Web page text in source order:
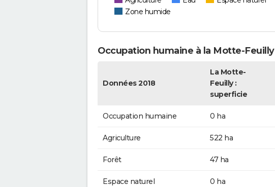
Zone humide
Occupation humaine à la Motte-Feuilly
Données 2018
La Motte-
Feuilly :
superficie
Occupation humaine 0 ha
Agriculture 522 ha
Forêt 47 ha
Espace naturel 0 ha